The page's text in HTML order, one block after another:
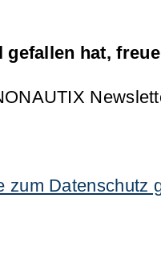
gefallen hat,
zum Datenschutz